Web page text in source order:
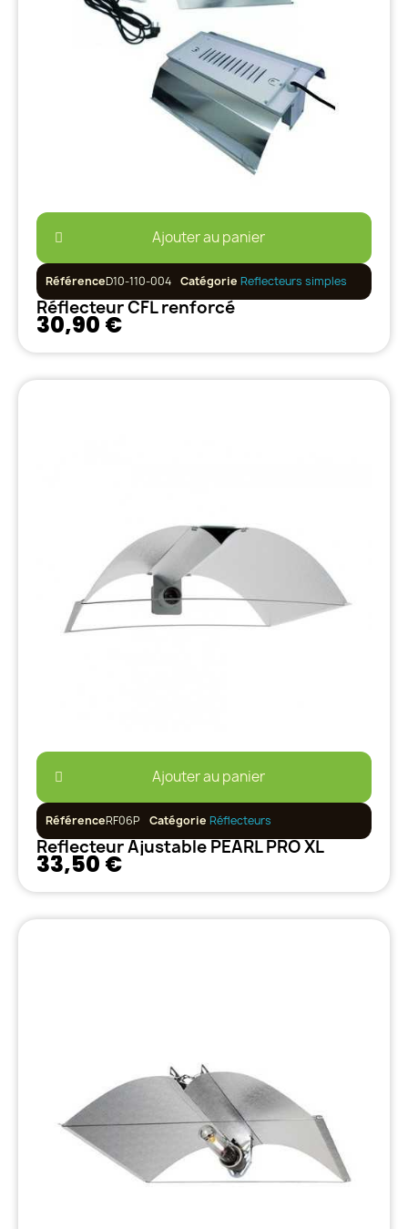
Ajouter au panier
RéférenceD10-110-004 Catégorie Reflecteurs simples
Réflecteur CFL renforcé
30,90 €
Ajouter au panier
RéférenceRF06P Catégorie Réflecteurs
Reflecteur Ajustable PEARL PRO XL
33,50 €